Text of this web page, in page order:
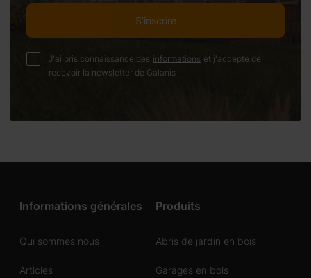
S'inscrire
J'ai pris connaissance des informations et j'accepte de
recevoir la newsletter de Galanis
Informations générales
Qui sommes nous
Articles
Produits
Abris de jardin en bois
Garages en bois